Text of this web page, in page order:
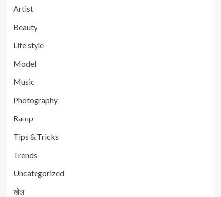
Artist
Beauty
Life style
Model
Music
Photography
Ramp
Tips & Tricks
Trends
Uncategorized
खेल